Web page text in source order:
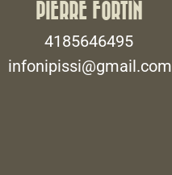
PIERRE FORTIN
4185646495
infonipissi@gmail.com